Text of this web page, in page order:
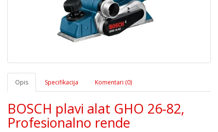
Opis Specifikacija Komentari (0)
BOSCH plavi alat GHO 26-82,
Profesionalno rende